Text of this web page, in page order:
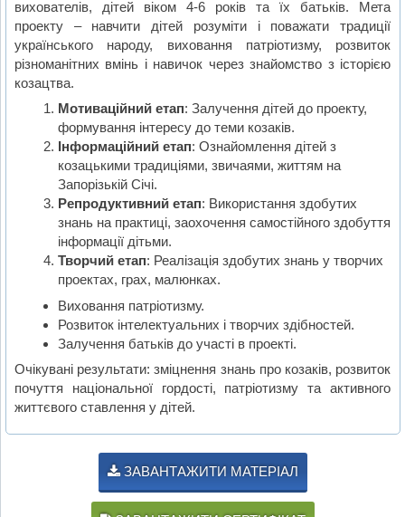
вихователів, дітей віком 4-6 років та їх батьків. Мета
проекту – навчити дітей розуміти і поважати традиції
українського народу, виховання патріотизму, розвиток
різноманітних вмінь і навичок через знайомство з історією
козацтва.
Мотиваційний етап: Залучення дітей до проекту,
формування інтересу до теми козаків.
Інформаційний етап: Ознайомлення дітей з
козацькими традиціями, звичаями, життям на
Запорізькій Січі.
Репродуктивний етап: Використання здобутих
знань на практиці, заохочення самостійного здобуття
інформації дітьми.
Творчий етап: Реалізація здобутих знань у творчих
проектах, грах, малюнках.
Виховання патріотизму.
Розвиток інтелектуальних і творчих здібностей.
Залучення батьків до участі в проекті.
Очікувані результати: зміцнення знань про козаків, розвиток
почуття національної гордості, патріотизму та активного
життєвого ставлення у дітей.
ЗАВАНТАЖИТИ МАТЕРІАЛ